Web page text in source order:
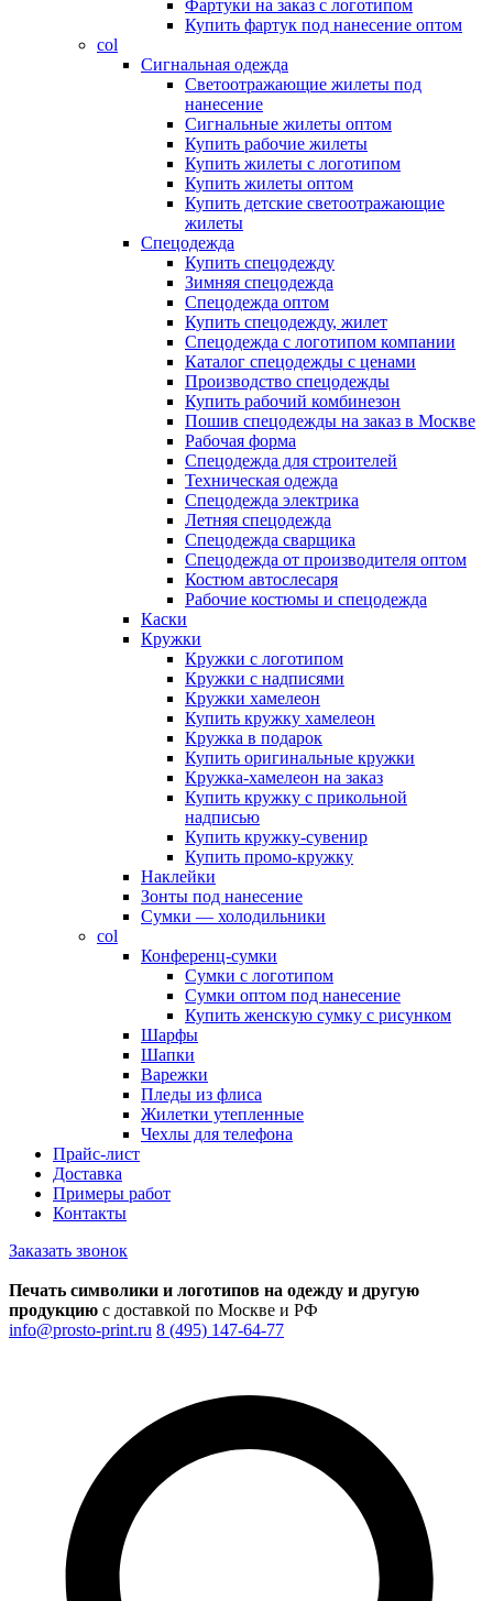
Фартуки на заказ с логотипом
Купить фартук под нанесение оптом
col
Сигнальная одежда
Светоотражающие жилеты под
нанесение
Сигнальные жилеты оптом
Купить рабочие жилеты
Купить жилеты с логотипом
Купить жилеты оптом
Купить детские светоотражающие
жилеты
Спецодежда
Купить спецодежду
Зимняя спецодежда
Спецодежда оптом
Купить спецодежду, жилет
Спецодежда с логотипом компании
Каталог спецодежды с ценами
Производство спецодежды
Купить рабочий комбинезон
Пошив спецодежды на заказ в Москве
Рабочая форма
Спецодежда для строителей
Техническая одежда
Спецодежда электрика
Летняя спецодежда
Спецодежда сварщика
Спецодежда от производителя оптом
Костюм автослесаря
Рабочие костюмы и спецодежда
Каски
Кружки
Кружки с логотипом
Кружки с надписями
Кружки хамелеон
Купить кружку хамелеон
Кружка в подарок
Купить оригинальные кружки
Кружка-хамелеон на заказ
Купить кружку с прикольной
надписью
Купить кружку-сувенир
Купить промо-кружку
Наклейки
Зонты под нанесение
Сумки — холодильники
col
Конференц-сумки
Сумки с логотипом
Сумки оптом под нанесение
Купить женскую сумку с рисунком
Шарфы
Шапки
Варежки
Пледы из флиса
Жилетки утепленные
Чехлы для телефона
Прайс-лист
Доставка
Примеры работ
Контакты
Заказать звонок
Печать символики и логотипов на одежду и другую
продукцию с доставкой по Москве и РФ
info@prosto-print.ru 8 (495) 147-64-77